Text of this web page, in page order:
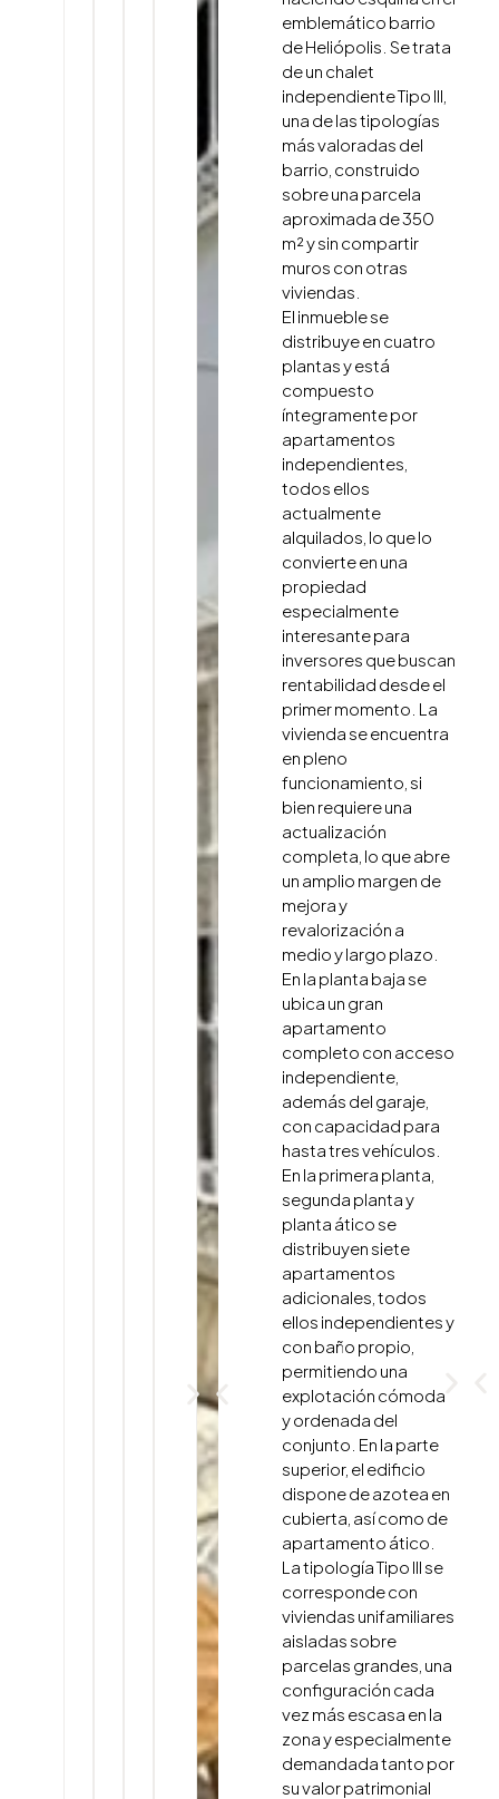
emblemático barrio
de Heliópolis. Se trata
de un chalet
independiente Tipo III,
una de las tipologías
más valoradas del
barrio, construido
sobre una parcela
aproximada de 350
m² y sin compartir
muros con otras
viviendas.
El inmueble se
distribuye en cuatro
plantas y está
compuesto
íntegramente por
apartamentos
independientes,
todos ellos
actualmente
alquilados, lo que lo
convierte en una
propiedad
especialmente
interesante para
inversores que buscan
rentabilidad desde el
primer momento. La
vivienda se encuentra
en pleno
funcionamiento, si
bien requiere una
actualización
completa, lo que abre
un amplio margen de
mejora y
revalorización a
medio y largo plazo.
En la planta baja se
ubica un gran
apartamento
completo con acceso
independiente,
además del garaje,
con capacidad para
hasta tres vehículos.
En la primera planta,
segunda planta y
planta ático se
distribuyen siete
apartamentos
adicionales, todos
ellos independientes y
con baño propio,
permitiendo una
explotación cómoda
y ordenada del
conjunto. En la parte
superior, el edificio
dispone de azotea en
cubierta, así como de
apartamento ático.
La tipología Tipo III se
corresponde con
viviendas unifamiliares
aisladas sobre
parcelas grandes, una
configuración cada
vez más escasa en la
zona y especialmente
demandada tanto por
su valor patrimonial